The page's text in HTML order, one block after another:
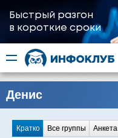
Быстрый разгон
​в короткие сроки
Денис
Кратко Все группы Анкета